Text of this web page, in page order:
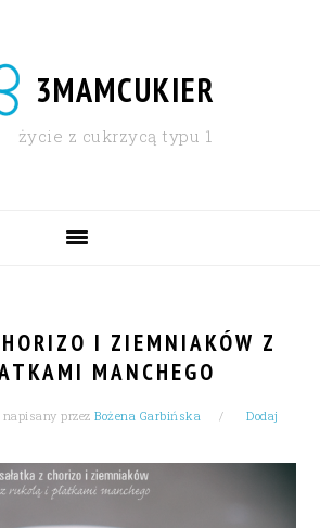
3MAMCUKIER
życie z cukrzycą typu 1
I ZIEMNIAKÓW Z
MANCHEGO
napisany przezBożena Garbińska
Dodaj